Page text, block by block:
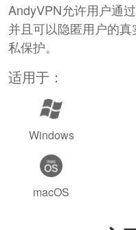
AndyVPN允许用户通
并且可以隐匿用户的
私保护。
适用于：
Windows
macOS